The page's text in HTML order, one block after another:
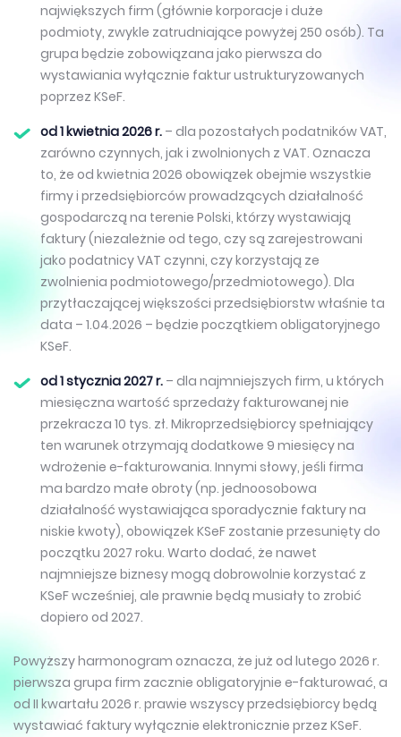
największych firm (głównie korporacje i duże
podmioty, zwykle zatrudniające powyżej 250 osób). Ta
grupa będzie zobowiązana jako pierwsza do
wystawiania wyłącznie faktur ustrukturyzowanych
poprzez KSeF.
od 1 kwietnia 2026 r. – dla pozostałych podatników VAT,
zarówno czynnych, jak i zwolnionych z VAT. Oznacza
to, że od kwietnia 2026 obowiązek obejmie wszystkie
firmy i przedsiębiorców prowadzących działalność
gospodarczą na terenie Polski, którzy wystawiają
faktury (niezależnie od tego, czy są zarejestrowani
jako podatnicy VAT czynni, czy korzystają ze
zwolnienia podmiotowego/przedmiotowego). Dla
przytłaczającej większości przedsiębiorstw właśnie ta
data – 1.04.2026 – będzie początkiem obligatoryjnego
KSeF.
od 1 stycznia 2027 r. – dla najmniejszych firm, u których
miesięczna wartość sprzedaży fakturowanej nie
przekracza 10 tys. zł. Mikroprzedsiębiorcy spełniający
ten warunek otrzymają dodatkowe 9 miesięcy na
wdrożenie e-fakturowania. Innymi słowy, jeśli firma
ma bardzo małe obroty (np. jednoosobowa
działalność wystawiająca sporadycznie faktury na
niskie kwoty), obowiązek KSeF zostanie przesunięty do
początku 2027 roku. Warto dodać, że nawet
najmniejsze biznesy mogą dobrowolnie korzystać z
KSeF wcześniej, ale prawnie będą musiały to zrobić
dopiero od 2027.
Powyższy harmonogram oznacza, że już od lutego 2026 r.
pierwsza grupa firm zacznie obligatoryjnie e-fakturować, a
od II kwartału 2026 r. prawie wszyscy przedsiębiorcy będą
wystawiać faktury wyłącznie elektronicznie przez KSeF.